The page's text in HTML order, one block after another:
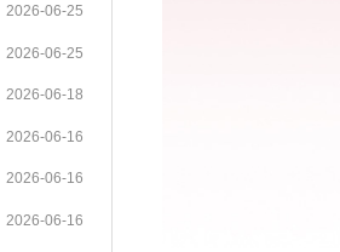
2026-06-25
2026-06-25
2026-06-18
2026-06-16
2026-06-16
2026-06-16